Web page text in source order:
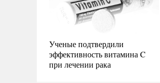
Ученые подтвердили
эффективность витамина C
при лечении рака